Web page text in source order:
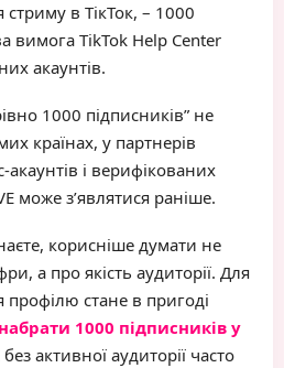
стриму в ТікТок, – 1000
вимога TikTok Help Center
акаунтів.
1000 підписників” не
країнах, у партнерів
акаунтів і верифікованих
може з’являтися раніше.
корисніше думати не
а про якість аудиторії. Для
профілю стане в пригоді
1000 підписників у
активної аудиторії часто